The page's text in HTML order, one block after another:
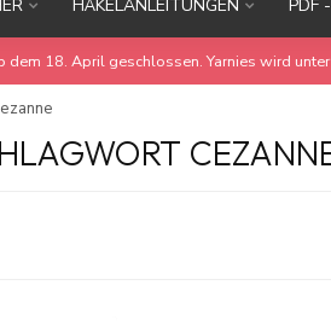
HÄKELANLEITUNGEN PDF
dem 18. April geschlossen. Yarnies wird